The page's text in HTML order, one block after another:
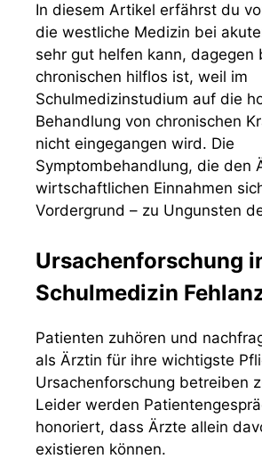
In diesem Artikel erfährst du
die westliche Medizin bei
sehr gut helfen kann, dagegen
chronischen hilflos ist, weil im
Schulmedizinstudium auf die
Behandlung von chronischen
nicht eingegangen wird. Die
Symptombehandlung, die den
wirtschaftlichen Einnahmen
Vordergrund – zu Ungunsten
Ursachenforschung
Schulmedizin
Patienten zuhören und
als Ärztin für ihre wichtigste
Ursachenforschung betreiben
Leider werden
honoriert, dass Ärzte allein
existieren können.